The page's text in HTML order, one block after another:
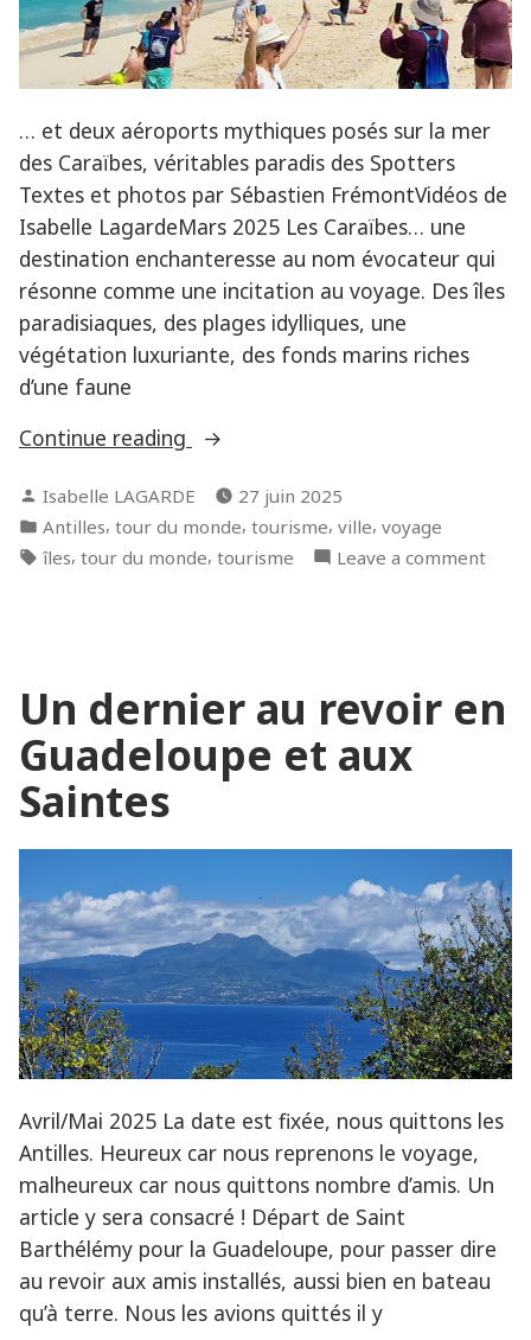
… et deux aéroports mythiques posés sur la mer
des Caraïbes, véritables paradis des Spotters
Textes et photos par Sébastien FrémontVidéos de
Isabelle LagardeMars 2025 Les Caraïbes… une
destination enchanteresse au nom évocateur qui
résonne comme une incitation au voyage. Des îles
paradisiaques, des plages idylliques, une
végétation luxuriante, des fonds marins riches
d’une faune
Continue reading
« SAINT-
et
SAINT-
BARTHÉLÉMY,
cœur
des
Petites
Antilles… »
Posted
by
Isabelle LAGARDE
27 juin 2025
Posted
in
Antilles, tour du monde, tourisme, ville, voyage
Tags:
îles, tour du monde, tourisme Leave a commenton
deux
Un dernier au revoir en
Guadeloupe et aux
Saintes
Avril/Mai 2025 La date est fixée, nous quittons les
Antilles. Heureux car nous reprenons le voyage,
malheureux car nous quittons nombre d’amis. Un
article y sera consacré ! Départ de Saint
Barthélémy pour la Guadeloupe, pour passer dire
au revoir aux amis installés, aussi bien en bateau
qu’à terre. Nous les avions quittés il y